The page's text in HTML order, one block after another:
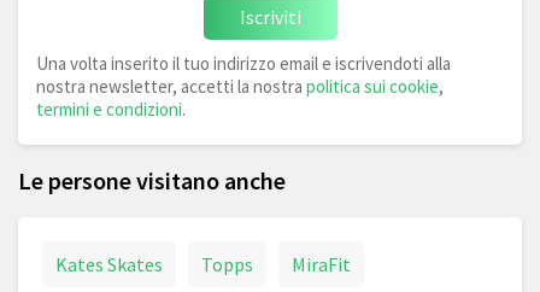
Iscriviti
Una volta inserito il tuo indirizzo email e iscrivendoti alla
nostra newsletter, accetti la nostra politica sui cookie,
termini e condizioni.
Le persone visitano anche
Kates Skates Topps MiraFit